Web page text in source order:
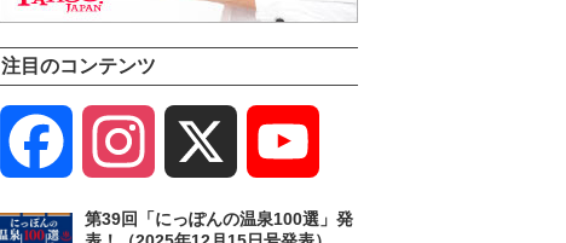
注目のコンテンツ
Facebook Instagram
Channel
第39回「にっぽんの温泉100選」発